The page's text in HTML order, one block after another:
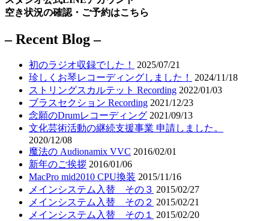
空き状況の確認・ご予約はこちら
– Recent Blog –
初のラジオ収録でした！
2025/07/21
珍しくお琴レコーディングしました！
2024/11/18
ストリングスカルテット Recording 2022/01/03
ブラスセクション Recording 2021/12/23
念願のDrumレコーディング 2021/09/13
文化芸術活動の継続支援事業 申請しました。
2020/12/08
魔法の Audionamix VVC 2016/02/01
新年のご挨拶 2016/01/06
MacPro mid2010 CPU換装 2015/11/16
メインシステム入替 その３ 2015/02/27
メインシステム入替 その２ 2015/02/21
メインシステム入替 その１ 2015/02/20